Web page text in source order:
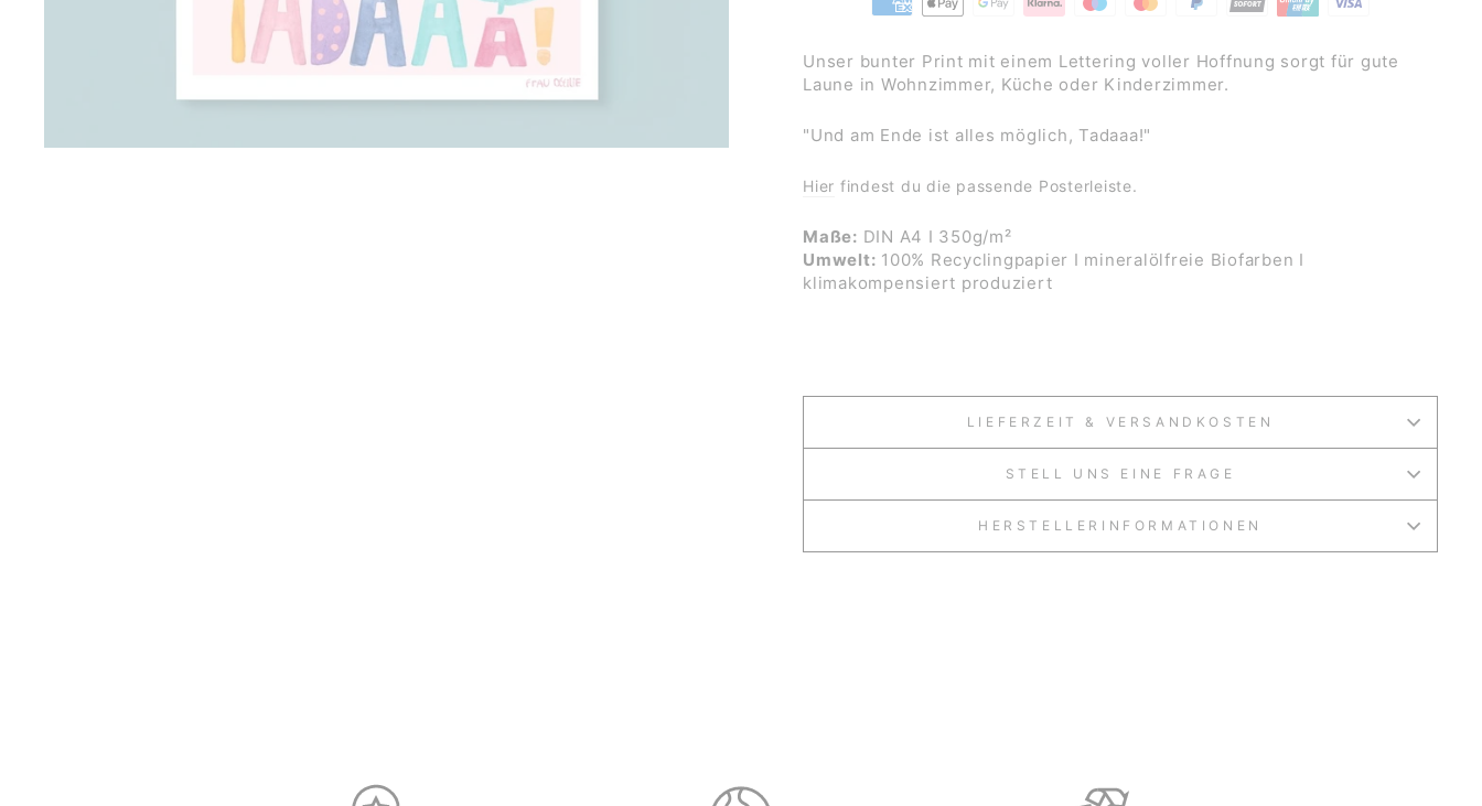
Unser bunter Print mit einem Lettering voller Hoffnung sorgt für gute
Laune in Wohnzimmer, Küche oder Kinderzimmer.
"Und am Ende ist alles möglich, Tadaaa!"
Hier findest du die passende Posterleiste.
Maße: DIN A4 I 350g/m²
Umwelt: 100% Recyclingpapier I mineralölfreie Biofarben I
klimakompensiert produziert
LIEFERZEIT & VERSANDKOSTEN
STELL UNS EINE FRAGE
HERSTELLERINFORMATIONEN